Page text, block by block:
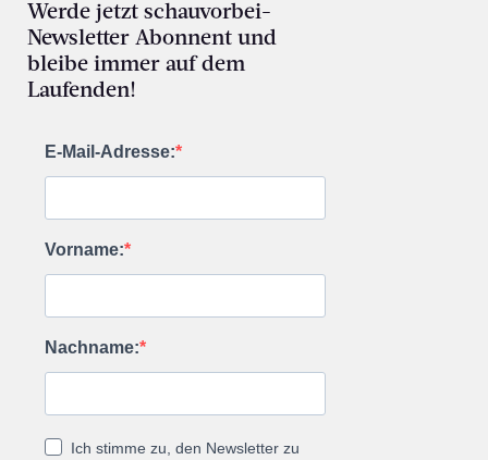
Werde jetzt schauvorbei-
Newsletter Abonnent und
bleibe immer auf dem
Laufenden!
E-Mail-Adresse:
Vorname:
Nachname:
Ich stimme zu, den Newsletter zu